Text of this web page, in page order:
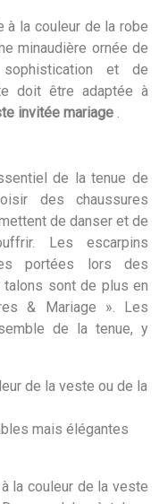
à la couleur de la robe
minaudière ornée de
et de
doit être adaptée à
invitée mariage
de la tenue de
des chaussures
de danser et de
Les escarpins
portées lors des
sont de plus en
& Mariage ». Les
de la tenue, y
de la veste ou de la
mais élégantes
la couleur de la veste